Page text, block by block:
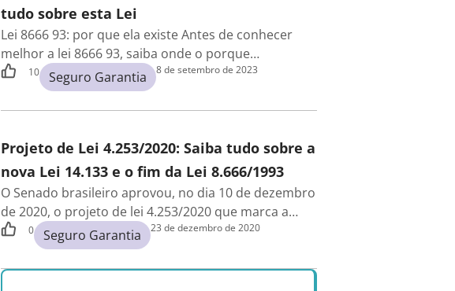
tudo sobre esta Lei
Lei 8666 93: por que ela existe Antes de conhecer
melhor a lei 8666 93, saiba onde o porque…
10 Seguro Garantia 8 de setembro de 2023
Projeto de Lei 4.253/2020: Saiba tudo sobre a
nova Lei 14.133 e o fim da Lei 8.666/1993
O Senado brasileiro aprovou, no dia 10 de dezembro
de 2020, o projeto de lei 4.253/2020 que marca a…
0 Seguro Garantia 23 de dezembro de 2020